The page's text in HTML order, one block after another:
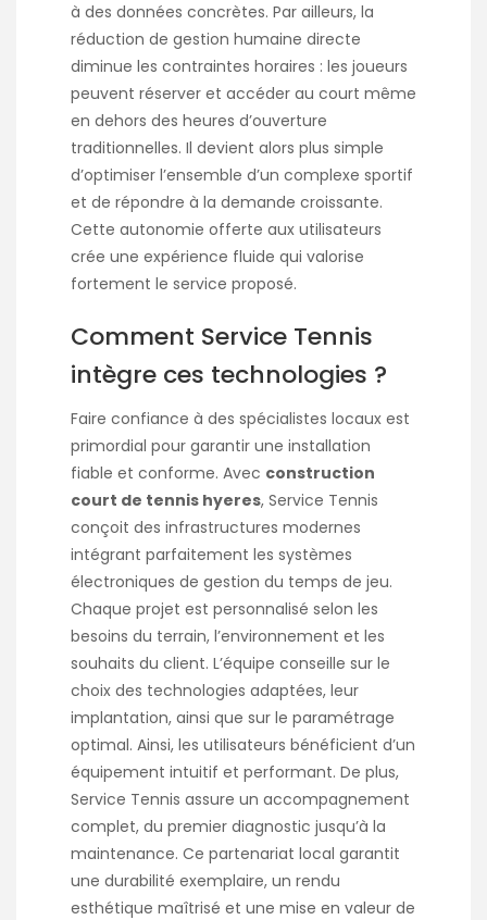
à des données concrètes. Par ailleurs, la
réduction de gestion humaine directe
diminue les contraintes horaires : les joueurs
peuvent réserver et accéder au court même
en dehors des heures d’ouverture
traditionnelles. Il devient alors plus simple
d’optimiser l’ensemble d’un complexe sportif
et de répondre à la demande croissante.
Cette autonomie offerte aux utilisateurs
crée une expérience fluide qui valorise
fortement le service proposé.
Comment Service Tennis
intègre ces technologies ?
Faire confiance à des spécialistes locaux est
primordial pour garantir une installation
fiable et conforme. Avec construction
court de tennis hyeres, Service Tennis
conçoit des infrastructures modernes
intégrant parfaitement les systèmes
électroniques de gestion du temps de jeu.
Chaque projet est personnalisé selon les
besoins du terrain, l’environnement et les
souhaits du client. L’équipe conseille sur le
choix des technologies adaptées, leur
implantation, ainsi que sur le paramétrage
optimal. Ainsi, les utilisateurs bénéficient d’un
équipement intuitif et performant. De plus,
Service Tennis assure un accompagnement
complet, du premier diagnostic jusqu’à la
maintenance. Ce partenariat local garantit
une durabilité exemplaire, un rendu
esthétique maîtrisé et une mise en valeur de